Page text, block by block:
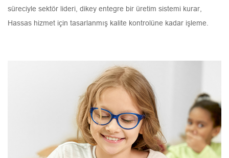
süreciyle sektör lideri, dikey entegre bir üretim sistemi kurar,
Hassas hizmet için tasarlanmış kalite kontrolüne kadar işleme.